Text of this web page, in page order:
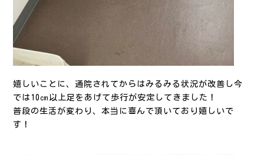
嬉しいことに、通院されてからはみるみる状況が改善し今
では10㎝以上足をあげて歩行が安定してきました！
普段の生活が変わり、本当に喜んで頂いており嬉しいで
す！